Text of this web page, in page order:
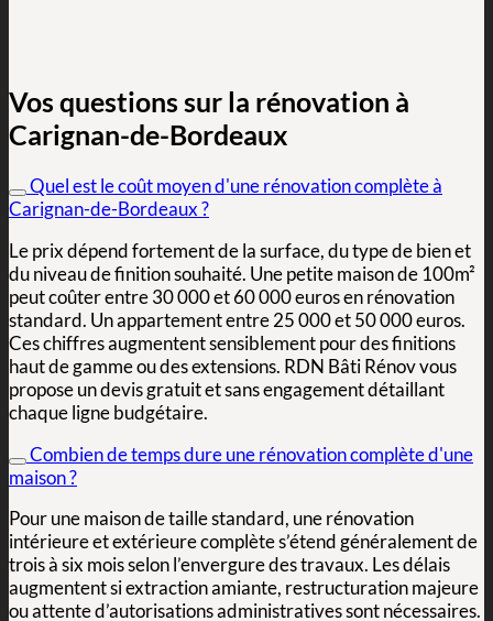
Vos questions sur la rénovation à
Carignan-de-Bordeaux
Quel est le coût moyen d'une rénovation complète à
Carignan-de-Bordeaux ?
Le prix dépend fortement de la surface, du type de bien et
du niveau de finition souhaité. Une petite maison de 100m²
peut coûter entre 30 000 et 60 000 euros en rénovation
standard. Un appartement entre 25 000 et 50 000 euros.
Ces chiffres augmentent sensiblement pour des finitions
haut de gamme ou des extensions. RDN Bâti Rénov vous
propose un devis gratuit et sans engagement détaillant
chaque ligne budgétaire.
Combien de temps dure une rénovation complète d'une
maison ?
Pour une maison de taille standard, une rénovation
intérieure et extérieure complète s’étend généralement de
trois à six mois selon l’envergure des travaux. Les délais
augmentent si extraction amiante, restructuration majeure
ou attente d’autorisations administratives sont nécessaires.